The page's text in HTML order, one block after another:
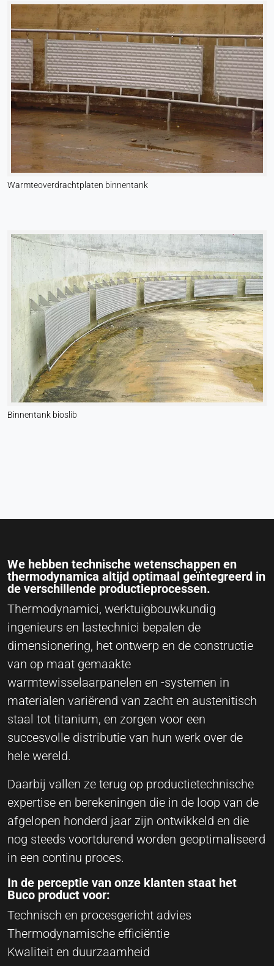
Warmteoverdrachtplaten binnentank
Binnentank bioslib
We hebben technische wetenschappen en
thermodynamica altijd optimaal geïntegreerd in
de verschillende productieprocessen.
Thermodynamici, werktuigbouwkundig
ingenieurs en lastechnici bepalen de
dimensionering, het ontwerp en de constructie
van op maat gemaakte
warmtewisselaarpanelen en -systemen in
materialen variërend van zacht en austenitisch
staal tot titanium, en zorgen voor een
succesvolle distributie van hun werk over de
hele wereld.
Daarbij vallen ze terug op productietechnische
expertise en berekeningen die in de loop van de
afgelopen honderd jaar zijn ontwikkeld en die
nog steeds voortdurend worden geoptimaliseerd
in een continu proces.
In de perceptie van onze klanten staat het
Buco product voor:
Technisch en procesgericht advies
Thermodynamische efficiëntie
Kwaliteit en duurzaamheid
worden overgedragen aan de provider.
Vimeo
Name:
vuid, speler
Provider:
Vimeo, Inc.
Purpose:
Ingebedde video-inhoud
Sessie - 2 jaar